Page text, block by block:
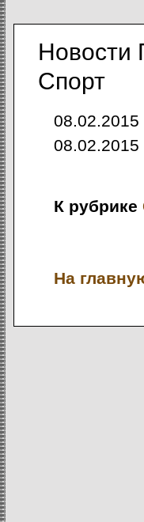
Новости
Спорт
08.02.2015
08.02.2015
К рубрике
На